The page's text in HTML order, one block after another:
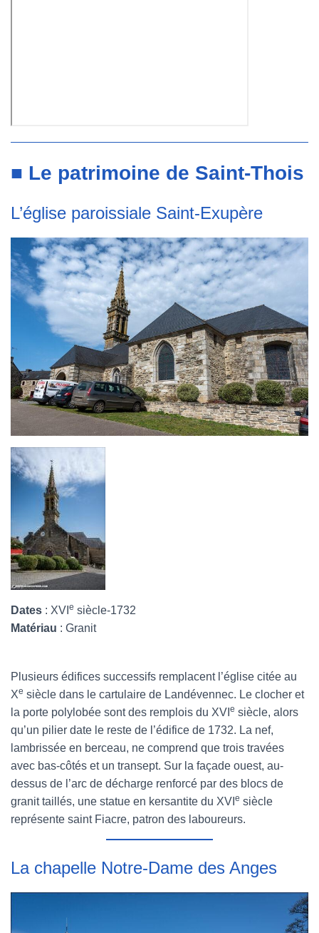
■ Le patrimoine de Saint-Thois
L’église paroissiale Saint-Exupère
Dates : XVI e siècle-1732
Matériau : Granit
Plusieurs édifices successifs remplacent l’église citée au
Xe siècle dans le cartulaire de Landévennec. Le clocher et
la porte polylobée sont des remplois du XVI e siècle, alors
qu’un pilier date le reste de l’édifice de 1732. La nef,
lambrissée en berceau, ne comprend que trois travées
avec bas-côtés et un transept. Sur la façade ouest, au-
dessus de l’arc de décharge renforcé par des blocs de
granit taillés, une statue en kersantite du XVI e siècle
représente saint Fiacre, patron des laboureurs.
La chapelle Notre-Dame des Anges